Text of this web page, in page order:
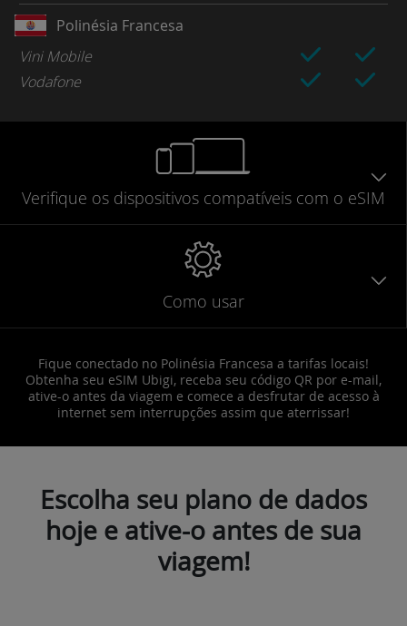
Polinésia Francesa
Vini Mobile
Vodafone
Verifique os dispositivos compatíveis com o eSIM
Como usar
Fique conectado no Polinésia Francesa a tarifas locais!
Obtenha seu eSIM Ubigi, receba seu código QR por e-mail,
ative-o antes da viagem e comece a desfrutar de acesso à
internet sem interrupções assim que aterrissar!
Escolha seu plano de dados
hoje e ative-o antes de sua
viagem!